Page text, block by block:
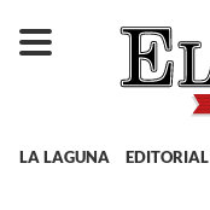
LA LAGUNA EDITORIAL